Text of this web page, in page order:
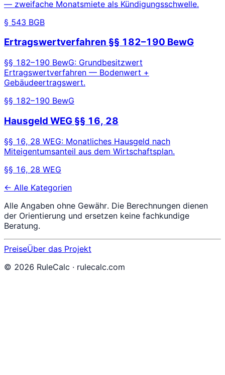
— zweifache Monatsmiete als Kündigungsschwelle.
§ 543 BGB
Ertragswertverfahren §§ 182–190 BewG
§§ 182–190 BewG: Grundbesitzwert
Ertragswertverfahren — Bodenwert +
Gebäudeertragswert.
§§ 182–190 BewG
Hausgeld WEG §§ 16, 28
§§ 16, 28 WEG: Monatliches Hausgeld nach
Miteigentumsanteil aus dem Wirtschaftsplan.
§§ 16, 28 WEG
← Alle Kategorien
Alle Angaben ohne Gewähr. Die Berechnungen dienen
der Orientierung und ersetzen keine fachkundige
Beratung.
PreiseÜber das Projekt
© 2026 RuleCalc · rulecalc.com